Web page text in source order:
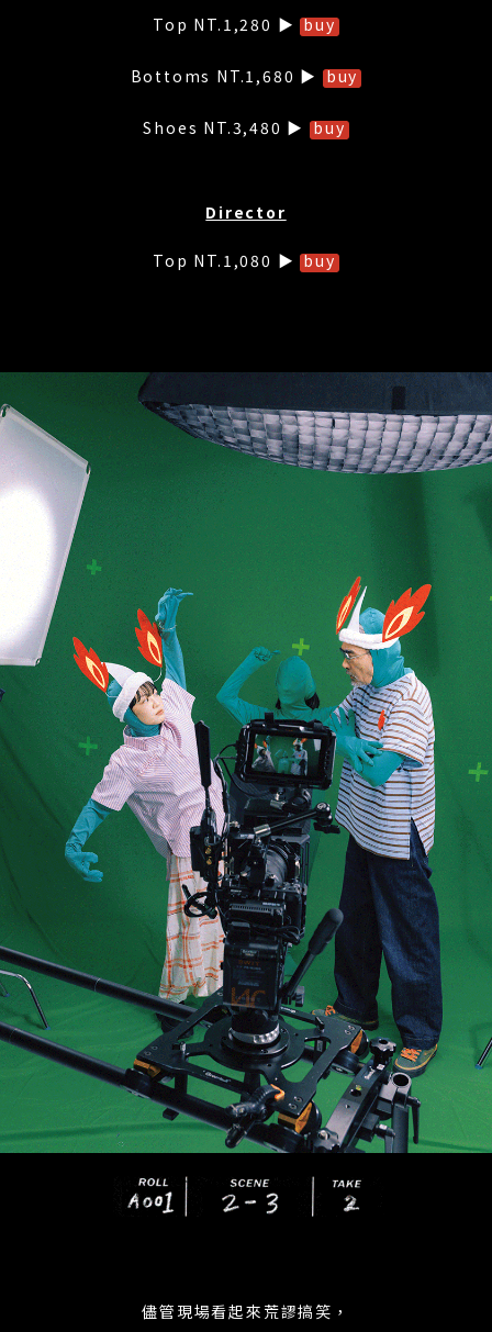
Top NT.1,280 ▶buy
Bottoms NT.1,680 ▶ buy
Shoes NT.3,480 ▶buy
Director
Top NT.1,080 ▶buy
儘管現場看起來荒謬搞笑，